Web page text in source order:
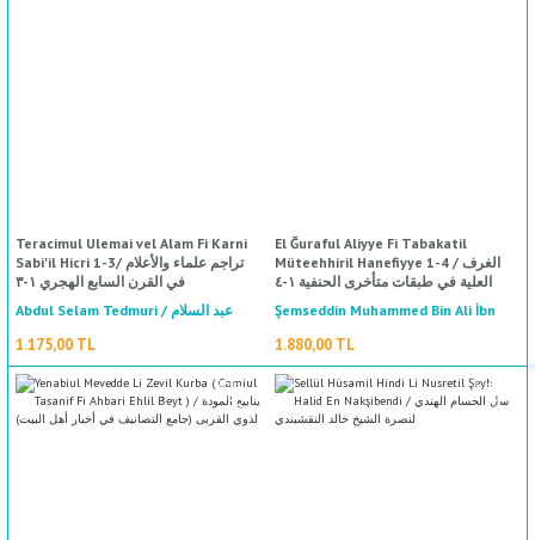
Teracimul Ulemai vel Alam Fi Karni
Sabi'il Hicri 1-3/ تراجم علماء والأعلام
في القرن السابع الهجري ١-٣
Abdul Selam Tedmuri / عبد السلام
تدمري
1.175,00 TL
El Ğuraful Aliyye Fi Tabakatil
Müteehhiril Hanefiyye 1-4 / الغرف
العلية في طبقات متأخرى الحنفية ١-٤
Şemseddin Muhammed Bin Ali İbn
Tulun Es Salihi / شمس الدين محمد بن
علي ابن طولون الصالحي
1.880,00 TL